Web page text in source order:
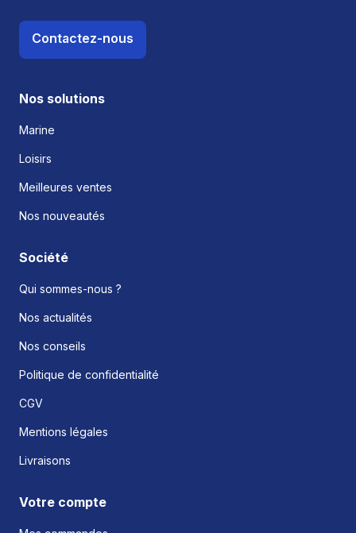
Contactez-nous
Nos solutions
Marine
Loisirs
Meilleures ventes
Nos nouveautés
Société
Qui sommes-nous ?
Nos actualités
Nos conseils
Politique de confidentialité
CGV
Mentions légales
Livraisons
Votre compte